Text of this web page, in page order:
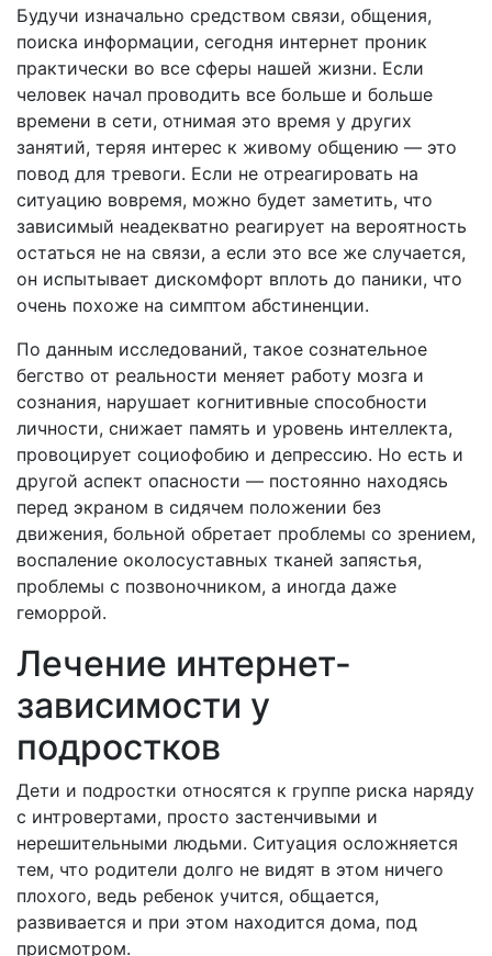
Будучи изначально средством связи, общения,
поиска информации, сегодня интернет проник
практически во все сферы нашей жизни. Если
человек начал проводить все больше и больше
времени в сети, отнимая это время у других
занятий, теряя интерес к живому общению — это
повод для тревоги. Если не отреагировать на
ситуацию вовремя, можно будет заметить, что
зависимый неадекватно реагирует на вероятность
остаться не на связи, а если это все же случается,
он испытывает дискомфорт вплоть до паники, что
очень похоже на симптом абстиненции.
По данным исследований, такое сознательное
бегство от реальности меняет работу мозга и
сознания, нарушает когнитивные способности
личности, снижает память и уровень интеллекта,
провоцирует социофобию и депрессию. Но есть и
другой аспект опасности — постоянно находясь
перед экраном в сидячем положении без
движения, больной обретает проблемы со зрением,
воспаление околосуставных тканей запястья,
проблемы с позвоночником, а иногда даже
геморрой.
Лечение интернет-
зависимости у
подростков
Дети и подростки относятся к группе риска наряду
с интровертами, просто застенчивыми и
нерешительными людьми. Ситуация осложняется
тем, что родители долго не видят в этом ничего
плохого, ведь ребенок учится, общается,
развивается и при этом находится дома, под
присмотром.